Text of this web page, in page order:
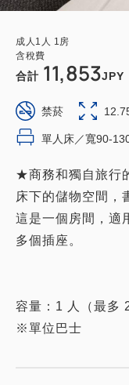
成人 1 人 1房
含稅費
合計 11,853JPY
禁菸
單人床／寬90-
★商務和獨自旅行
床下的儲物空間，
這是一個房間，適
多個插座。
容量：1 人（最多
※單位巴士